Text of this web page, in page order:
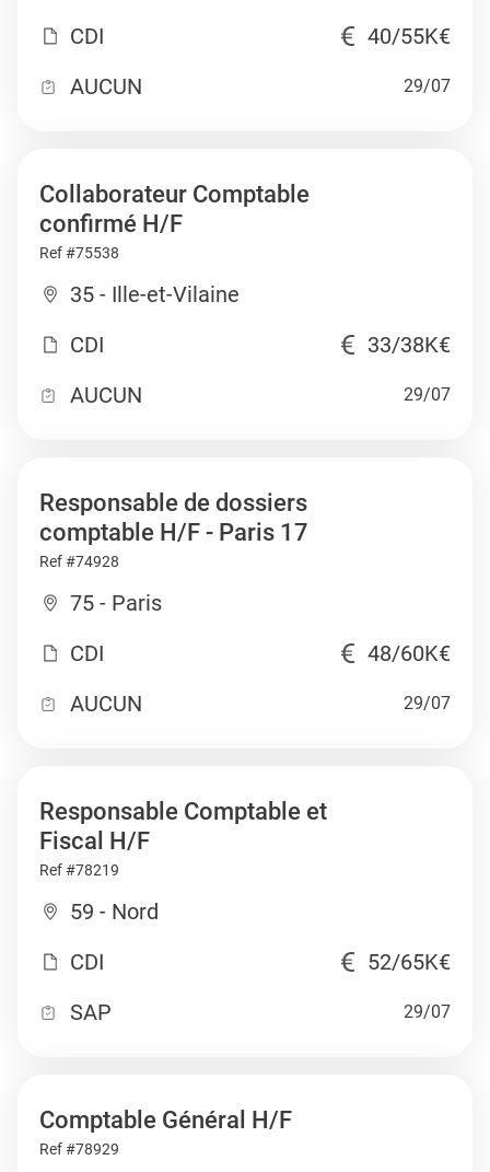
CDI
40/55K€
AUCUN
29/07
Collaborateur Comptable
confirmé H/F
Ref #75538
35 - Ille-et-Vilaine
CDI
33/38K€
AUCUN
29/07
Responsable de dossiers
comptable H/F - Paris 17
Ref #74928
75 - Paris
CDI
48/60K€
AUCUN
29/07
Responsable Comptable et
Fiscal H/F
Ref #78219
59 - Nord
CDI
52/65K€
SAP
29/07
Comptable Général H/F
Ref #78929